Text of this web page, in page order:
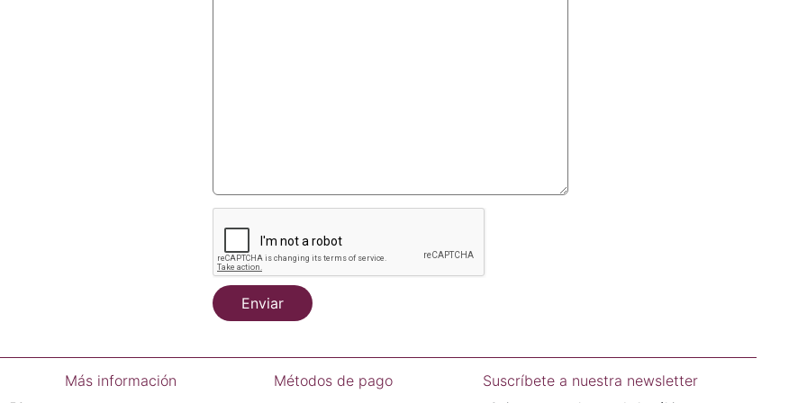
Enviar
Más información Métodos de pago Suscríbete a nuestra newsletter